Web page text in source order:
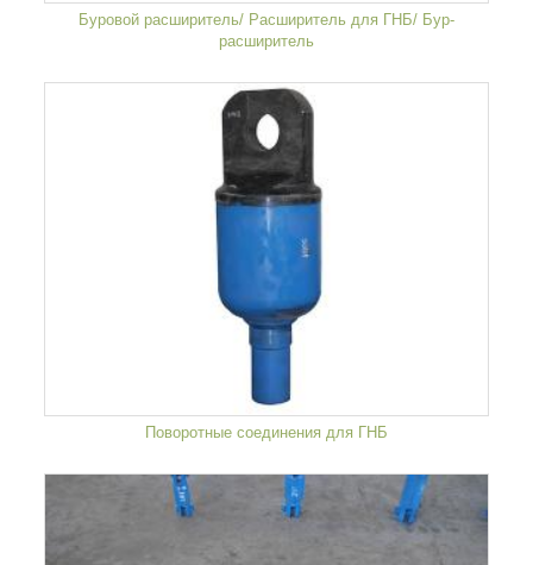
Буровой расширитель/ Расширитель для ГНБ/ Бур-
расширитель
Поворотные соединения для ГНБ